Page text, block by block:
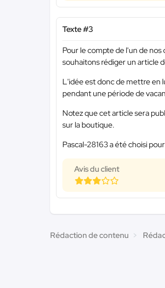
Texte #3
Pour le compte de l'un de
souhaitons rédiger un article
L'idée est donc de mettre en
pendant une période de
Notez que cet article sera
sur la boutique.
Pascal-28163 a été choisi
Avis du client
Rédaction de contenu